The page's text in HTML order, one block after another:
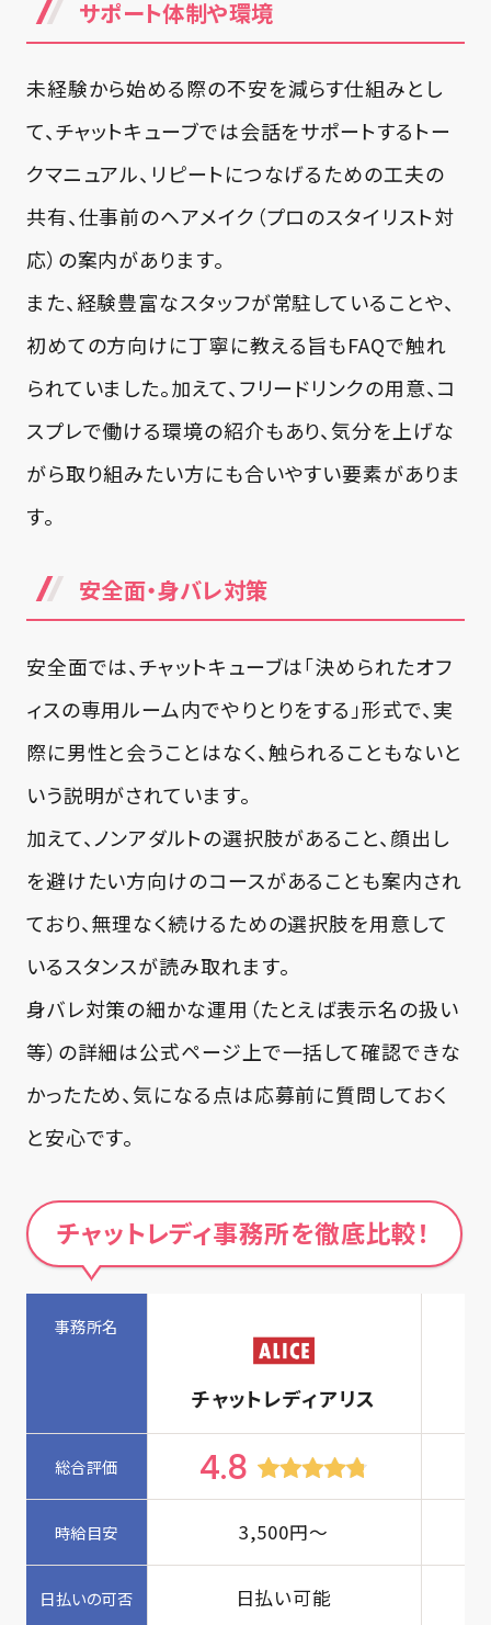
サポート体制や環境
未経験から始める際の不安を減らす仕組みとし
て、チャットキューブでは会話をサポートするトー
クマニュアル、リピートにつなげるための工夫の
共有、仕事前のヘアメイク（プロのスタイリスト対
応）の案内があります。
また、経験豊富なスタッフが常駐していることや、
初めての方向けに丁寧に教える旨もFAQで触れ
られていました。加えて、フリードリンクの用意、コ
スプレで働ける環境の紹介もあり、気分を上げな
がら取り組みたい方にも合いやすい要素がありま
す。
安全面・身バレ対策
安全面では、チャットキューブは「決められたオフ
ィスの専用ルーム内でやりとりをする」形式で、実
際に男性と会うことはなく、触られることもないと
いう説明がされています。
加えて、ノンアダルトの選択肢があること、顔出し
を避けたい方向けのコースがあることも案内され
ており、無理なく続けるための選択肢を用意して
いるスタンスが読み取れます。
身バレ対策の細かな運用（たとえば表示名の扱い
等）の詳細は公式ページ上で一括して確認できな
かったため、気になる点は応募前に質問しておく
と安心です。
チャットレディ事務所を徹底比較！
チャットレディアリス
4.8
3,500円〜
日払い可能